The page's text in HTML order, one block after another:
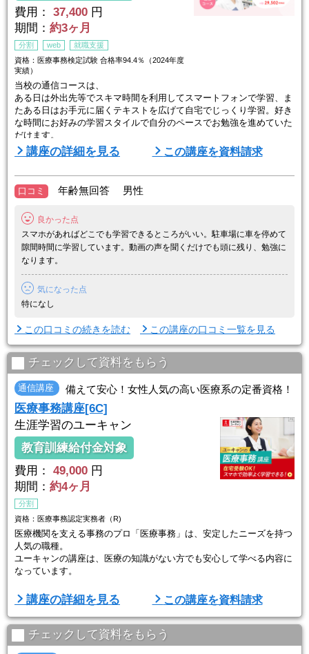
費用： 37,400 円
期間： 約3ヶ月
分割 web
就職支援
資格：医療事務検定試験 合格率94.4％（2024年度
実績）
当校の通信コースは、
ある日は外出先等でスキマ時間を利用してスマートフォンで学習、ま
たある日はお手元に届くテキストを広げて自宅でじっくり学習。好き
な時間にお好みの学習スタイルで自分のペースでお勉強を進めていた
だけます。
医療事務の現場で求められる知識と技術を効率的に学びます。通勤時
学習できるのが続けやすさの秘訣です。医療事務専門校ならではの学
習・就職サポートや就業後のフォローも万全で、医療業界でのお仕事
が初めての方にも安心してご受講 ...
講座の詳細を見る この講座を資料請求
口コミ 年齢無回答 男性
良かった点
スマホがあればどこでも学習できるところがいい。駐車場に車を停めて
隙間時間に学習しています。動画の声を聞くだけでも頭に残り、勉強に
なります。
気になった点
特になし
この口コミの続きを読む この講座の口コミ一覧を見る
チェックして資料をもらう
通信講座 備えて安心！女性人気の高い医療系の定番資格！
医療事務講座[6C]
生涯学習のユーキャン
教育訓練給付金対象
費用：
49,000 円
期間： 約4ヶ月
分割
資格：医療事務認定実務者（R)
医療機関を支える事務のプロ「医療事務」は、安定したニーズを持つ
人気の職種。
ユーキャンの講座は、医療の知識がない方でも安心して学べる内容に
なっています。
診療報酬の仕組みやレセプト作成など、実務に直結するスキルを基礎
から丁寧に解説。
重要なポイントだけに絞ったテキストで、学習期間はもちろん、合格
までの道のりもギュッと短く！わずか４ヵ月で、ムリなく資格取得が
目指せます。なるべく早く就職をしたいという方にもピッタリです。
講座の詳細を見る この講座を資料請求
チェックして資料をもらう